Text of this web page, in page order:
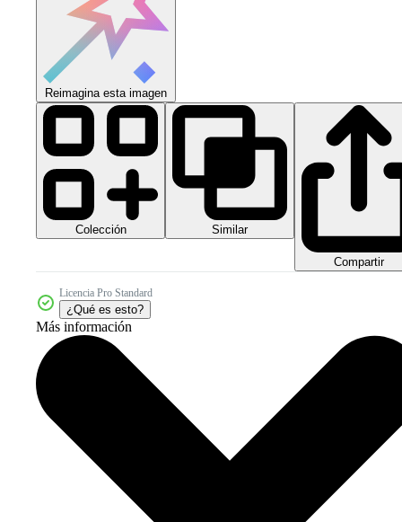
Reimagina esta imagen
Colección Similar
Compartir
Licencia Pro Standard
¿Qué es esto?
Más información